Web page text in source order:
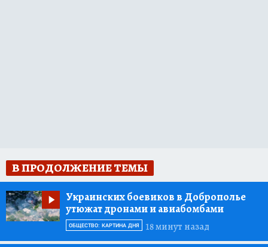
В ПРОДОЛЖЕНИЕ ТЕМЫ
Украинских боевиков в Доброполье
утюжат дронами и авиабомбами
18 минут назад
ОБЩЕСТВО: КАРТИНА ДНЯ